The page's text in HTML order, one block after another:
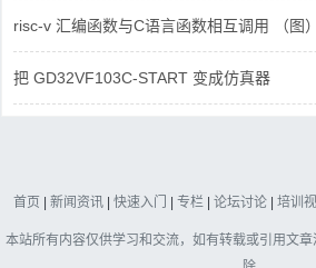
risc-v 汇编函数与C语言函数相互调用 （图）
把 GD32VF103C-START 变成仿真器
首页 | 新闻资讯 | 快速入门 | 专栏 | 论坛讨论 | 培训
本站所有内容仅供学习和交流，如有转载或引用文